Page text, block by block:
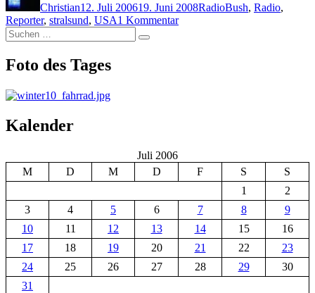
Christian12. Juli 200619. Juni 2008RadioBush, Radio,
Reporter, stralsund, USA1 Kommentarzu
Suchen
nach:
Suchen
Foto des Tages
Kalender
Juli 2006
M
D M D F S
S
1
2
3
4 5 6 7 8
9
10
11 12 13 14 15
16
17
18 19 20 21 22
23
24
25 26 27 28 29
30
31